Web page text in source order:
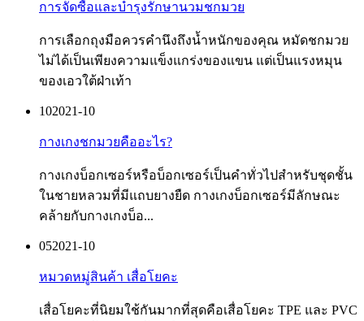
การจัดซื้อและบำรุงรักษานวมชกมวย
การเลือกถุงมือควรคำนึงถึงน้ำหนักของคุณ หมัดชกมวย
ไม่ได้เป็นเพียงความแข็งแกร่งของแขน แต่เป็นแรงหมุน
ของเอวใต้ฝ่าเท้า
102021-10
กางเกงชกมวยคืออะไร?
กางเกงบ็อกเซอร์หรือบ็อกเซอร์เป็นคำทั่วไปสำหรับชุดชั้น
ในชายหลวมที่มีแถบยางยืด กางเกงบ็อกเซอร์มีลักษณะ
คล้ายกับกางเกงบ็อ...
052021-10
หมวดหมู่สินค้า เสื่อโยคะ
เสื่อโยคะที่นิยมใช้กันมากที่สุดคือเสื่อโยคะ TPE และ PVC